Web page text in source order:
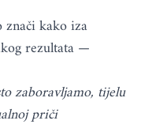
znači kako iza
rezultata —
zaboravljamo, tijelu
priči